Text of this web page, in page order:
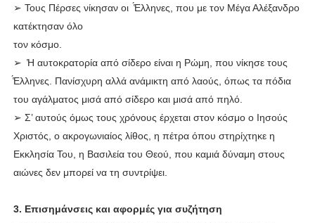
➢ Τους Πέρσες νίκησαν οι ̔́Ελληνες, που με τον Μέγα Αλέξανδρο
κατέκτησαν όλο
τον κόσμο.
➢ ̔Η αυτοκρατορία από σίδερο είναι η Ρώμη, που νίκησε τους
̔́Ελληνες. Πανίσχυρη αλλά ανάμικτη από λαούς, όπως τα πόδια
του αγάλματος μισά από σίδερο και μισά από πηλό.
➢ Σ’ αυτούς όμως τους χρόνους έρχεται στον κόσμο ο Ιησούς
Χριστός, ο ακρογωνιαίος λίθος, η πέτρα όπου στηρίχτηκε η
Εκκλησία Του, η Βασιλεία του Θεού, που καμιά δύναμη στους
αιώνες δεν μπορεί να τη συντρίψει.
3. Επισημάνσεις και αφορμές για συζήτηση